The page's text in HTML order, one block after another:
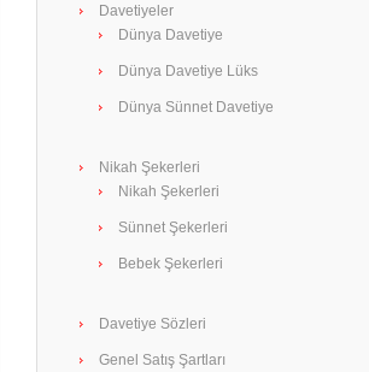
Davetiyeler
Dünya Davetiye
Dünya Davetiye Lüks
Dünya Sünnet Davetiye
Nikah Şekerleri
Nikah Şekerleri
Sünnet Şekerleri
Bebek Şekerleri
Davetiye Sözleri
Genel Satış Şartları